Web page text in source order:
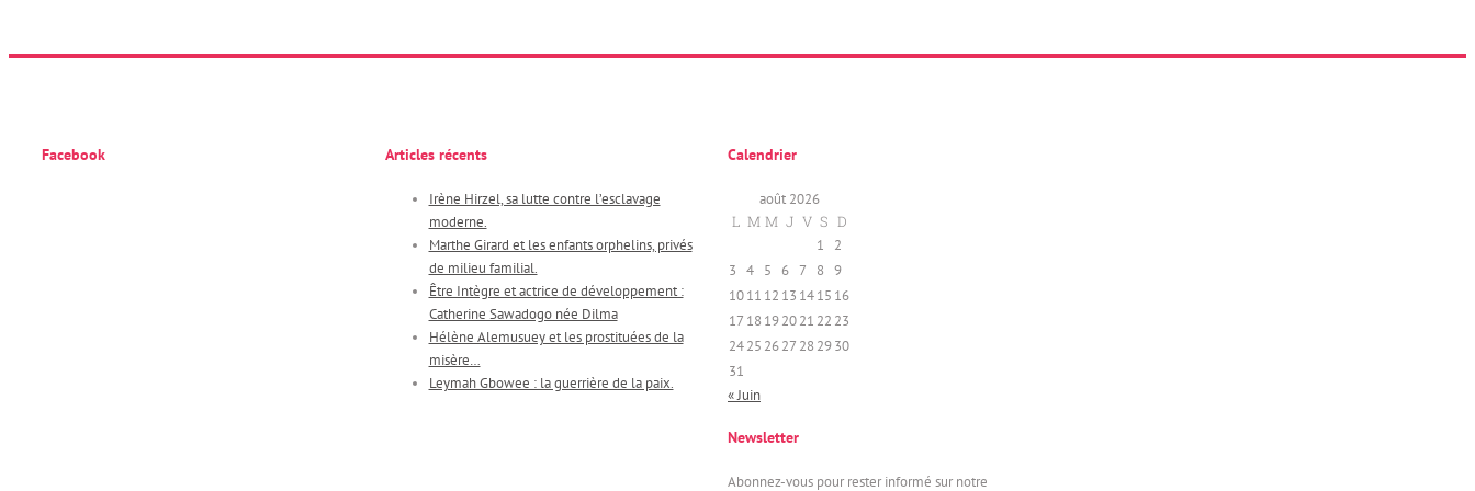
Facebook Articles récents
Irène Hirzel, sa lutte contre l’esclavage
moderne.
Marthe Girard et les enfants orphelins, privés
de milieu familial.
Être Intègre et actrice de développement :
Catherine Sawadogo née Dilma
Hélène Alemusuey et les prostituées de la
misère…
Leymah Gbowee : la guerrière de la paix.
Calendrier
août 2026
L M M J V S D
1
2
3 4 5 6 7 8 9
1011 12 13 1415 16
17 18 192021 22 23
2425 2627 28 2930
31
« Juin
Newsletter
Abonnez-vous pour rester informé sur notre